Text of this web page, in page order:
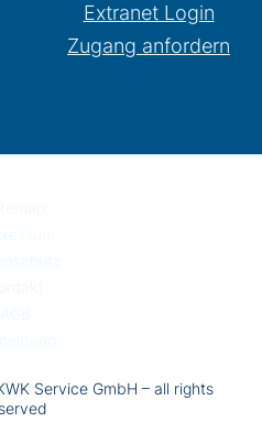
Extranet Login
Zugang anfordern
Service GmbH – all rights